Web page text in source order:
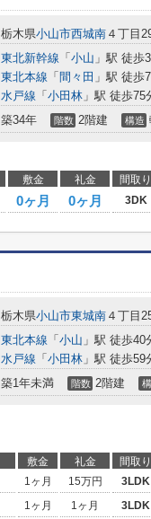
栃木県小山市西城南 ４丁目
東北新幹線 「 小山 」駅 徒歩
東北本線 「 間々田 」駅 徒歩
水戸線 「 小田林 」駅 徒歩75
築34年 階数 2階建 構造
敷金 礼金 間取り
0ヶ月 0ヶ月 3DK
栃木県小山市東城南 ４丁目
東北本線 「 小山 」駅 徒歩40
水戸線 「 小田林 」駅 徒歩59
築1年未満 階数 2階建
敷金 礼金 間取り
1ヶ月 15万円 3LDK
1ヶ月 1ヶ月 3LDK